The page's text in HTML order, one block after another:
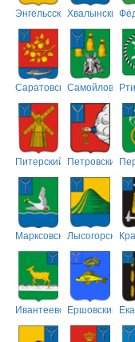
ЭнгельсскийХвалынский
СаратовскийСамойловский
Питерский Петровский
МарксовскийЛысогорский
ИвантеевскийЕршовский